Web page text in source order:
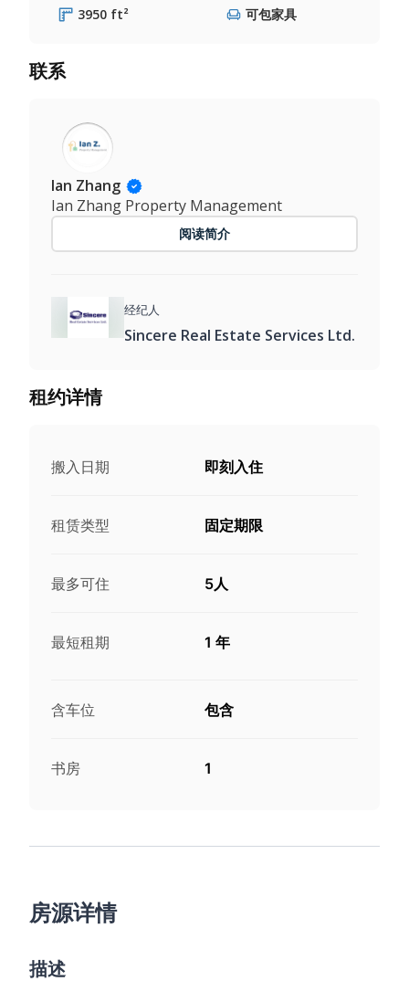
3950 ft² 可包家具
联系
Ian Zhang
Ian Zhang Property Management
阅读简介
经纪人
Sincere Real Estate Services Ltd.
租约详情
搬入日期 即刻入住
租赁类型 固定期限
最多可住 5人
最短租期 1 年
含车位 包含
书房 1
房源详情
描述